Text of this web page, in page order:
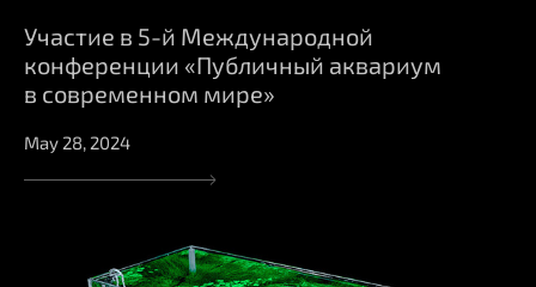
Участие в 5-й Международной
конференции «Публичный аквариум
в современном мире»
May 28, 2024